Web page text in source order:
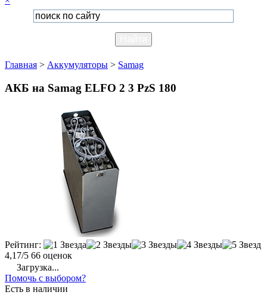
Главная > Аккумуляторы > Samag
АКБ на Samag ELFO 2 3 PzS 180
Рейтинг:
4,17/5 66 оценок
Загрузка...
Помочь с выбором?
Есть в наличии